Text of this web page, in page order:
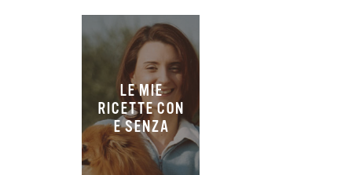
LE MIE
RICETTE CON
E SENZA